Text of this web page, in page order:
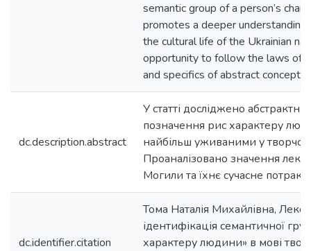
semantic group of a person’s
promotes a deeper
the cultural life of the Ukrainian
opportunity to follow the laws of
and specifics of abstract concepts
dc.description.abstract
У статті досліджено абстрактні
позначення рис характеру
найбільш уживаними у
Проаналізовано значення
Могили та їхнє сучасне
dc.identifier.citation
Тома Наталія Михайлівна,
ідентифікація семантичної
характеру людини» в мові